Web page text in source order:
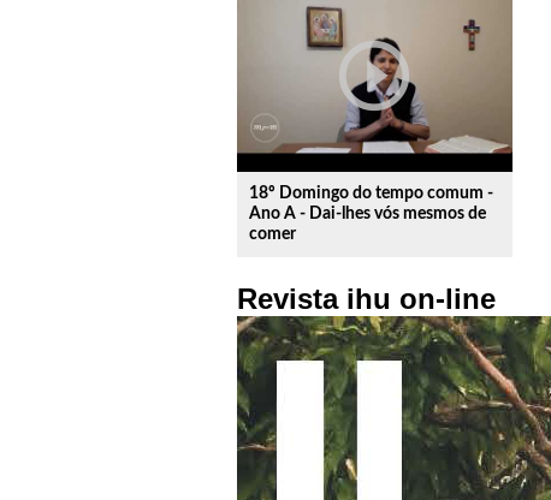
play_circle_outline
18º Domingo do tempo comum -
Ano A - Dai-lhes vós mesmos de
comer
Revista ihu on-line